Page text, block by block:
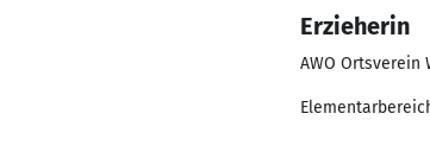
Erzieherin
AWO Ortsverein